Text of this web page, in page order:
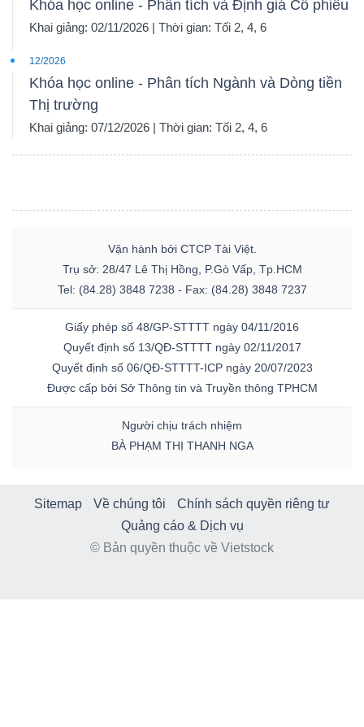
Khóa học online - Phân tích và Định giá Cổ phiếu
Khai giảng: 02/11/2026 | Thời gian: Tối 2, 4, 6
12/2026
Khóa học online - Phân tích Ngành và Dòng tiền
Thị trường
Khai giảng: 07/12/2026 | Thời gian: Tối 2, 4, 6
Vận hành bởi CTCP Tài Việt.
Trụ sở: 28/47 Lê Thị Hồng, P.Gò Vấp, Tp.HCM
Tel: (84.28) 3848 7238 - Fax: (84.28) 3848 7237
Giấy phép số 48/GP-STTTT ngày 04/11/2016
Quyết định số 13/QĐ-STTTT ngày 02/11/2017
Quyết định số 06/QĐ-STTTT-ICP ngày 20/07/2023
Được cấp bởi Sở Thông tin và Truyền thông TPHCM
Người chịu trách nhiệm
BÀ PHẠM THỊ THANH NGA
Sitemap Về chúng tôi
Chính sách quyền riêng tư
Quảng cáo & Dịch vụ
© Bản quyền thuộc về Vietstock